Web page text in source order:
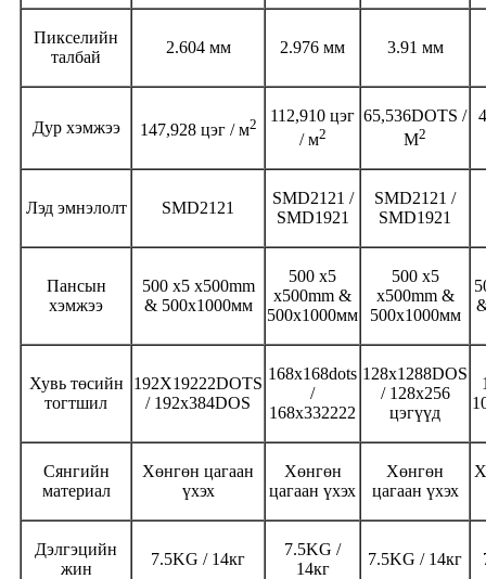
Пикселийн
талбай
2.604 мм 2.976 мм 3.91 мм
Дур хэмжээ 147,928 цэг / м2
112,910 цэг
/ м2
65,536DOTS /
M2
Лэд эмнэлолт SMD2121
SMD2121 /
SMD1921
SMD2121 /
SMD1921
Пансын
хэмжээ
500 x5 x500mm
& 500x1000мм
500 x5
x500mm &
500x1000мм
500 x5
x500mm &
500x1000мм
Хувь төсийн
тогтшил
192X19222DOTS
/ 192x384DOS
168x168dots
/
168x332222
128x1288DOS
/ 128x256
цэгүүд
Сянгийн
материал
Хөнгөн цагаан
үхэх
Хөнгөн
цагаан үхэх
Хөнгөн
цагаан үхэх
Дэлгэцийн
жин
7.5KG / 14кг
7.5KG /
14кг
7.5KG / 14кг